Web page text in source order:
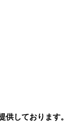
供しております。